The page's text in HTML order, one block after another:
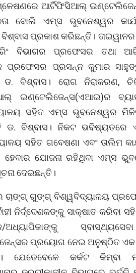
ଆର୍ଟିଫିସିଆଲ୍
ବୋଲି ଏମ୍‌ସ ଭୁବନେଶ୍ୱର
ପ୍ରକାଶ କରିଛନ୍ତି।
ବିଭାଗର ପ୍ରଫେସର ତଥା
ପ୍ରଫେସର ପ୍ରସନ୍ନ କୁମାର
ବିଶ୍ବାସ। ରୋଗ ନିରାକରଣ,
ଇଣ୍ଟେଲିଜେନ୍ସ(ଏଆଇ)ର
ସହିତ ଏମ୍‌ସ ଭୁବନେଶ୍ୱର
ଡ. ବିଶ୍ବାସ। ନିକଟ ଭବିଷ୍ୟତରେ
ସହିତ ଗବେଷଣା ଏବଂ ତାଲିମ
ଯୋଜନା ରହିଥିବା ଏମ୍‌ସ
ଦେଇଛନ୍ତି।
ଚାଙ୍ଗ୍‌ ଗୁଙ୍ଗ୍‌ ବିଶ୍ୱବିଦ୍ୟାଳୟ
ନିର୍ଦ୍ଦେଶକଙ୍କୁ ସାକ୍ଷାତ
ଅଧ୍ୟାପିକାଙ୍କୁ
ପ୍ରୟୋଗ ନେଇ ଅନୁଷ୍ଠିତ
ଯେତେବେଳେ କର୍କଟ କିମ୍ବା